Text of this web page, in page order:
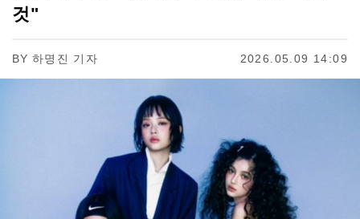
것"
BY 하명진 기자 2026.05.09 14:09